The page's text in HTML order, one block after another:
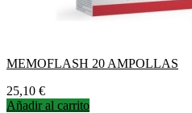
MEMOFLASH 20 AMPOLLAS
Precio
25,10 €
Añadir al carrito